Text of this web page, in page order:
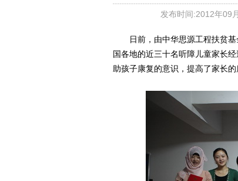
发布时间:2012年09
日前，由中华思源工程扶贫基
国各地的近三十名听障儿童家长
助孩子康复的意识，提高了家长